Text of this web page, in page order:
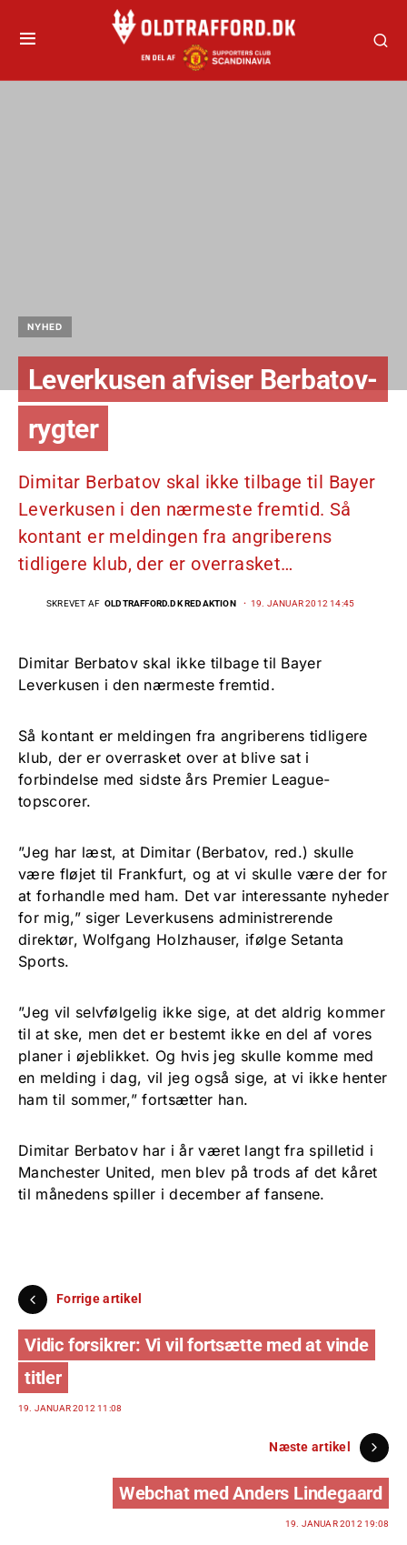
NYHED
Leverkusen afviser Berbatov-
rygter
Dimitar Berbatov skal ikke tilbage til Bayer
Leverkusen i den nærmeste fremtid. Så
kontant er meldingen fra angriberens
tidligere klub, der er overrasket…
SKREVET AF OLDTRAFFORD.DK REDAKTION 19. JANUAR 2012 14:45
Dimitar Berbatov skal ikke tilbage til Bayer
Leverkusen i den nærmeste fremtid.
Så kontant er meldingen fra angriberens tidligere
klub, der er overrasket over at blive sat i
forbindelse med sidste års Premier League-
topscorer.
”Jeg har læst, at Dimitar (Berbatov, red.) skulle
være fløjet til Frankfurt, og at vi skulle være der for
at forhandle med ham. Det var interessante nyheder
for mig,” siger Leverkusens administrerende
direktør, Wolfgang Holzhauser, ifølge Setanta
Sports.
”Jeg vil selvfølgelig ikke sige, at det aldrig kommer
til at ske, men det er bestemt ikke en del af vores
planer i øjeblikket. Og hvis jeg skulle komme med
en melding i dag, vil jeg også sige, at vi ikke henter
ham til sommer,” fortsætter han.
Dimitar Berbatov har i år været langt fra spilletid i
Manchester United, men blev på trods af det kåret
til månedens spiller i december af fansene.
Forrige artikel
Vidic forsikrer: Vi vil fortsætte med at vinde
titler
19. JANUAR 2012 11:08
Næste artikel
Webchat med Anders Lindegaard
19. JANUAR 2012 19:08